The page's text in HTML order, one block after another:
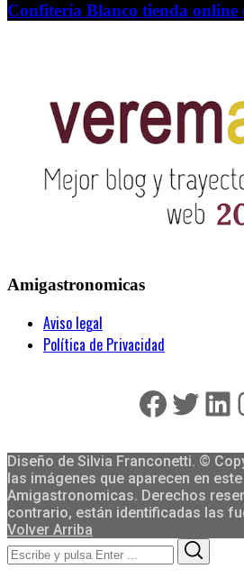
Confitería Blanco tienda online
Amigastronomicas
Aviso legal
Política de Privacidad
Diseño de Silvia Franconetti. ©
las imágenes que aparecen en
Amigastronomicas. Derechos
contrario, están identificadas las
Volver Arriba
Search
for: